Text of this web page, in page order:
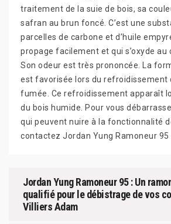
traitement de la suie de bois, sa
safran au brun foncé. C’est une
parcelles de carbone et d’huile
propage facilement et qui s’oxyde au
Son odeur est très prononcée. La
est favorisée lors du refroidissement
fumée. Ce refroidissement apparaît
du bois humide. Pour vous
qui peuvent nuire à la fonctionnalité
contactez Jordan Yung Ramoneur 95
Jordan Yung Ramoneur 95 : Un
qualifié pour le débistrage de vos
Villiers Adam